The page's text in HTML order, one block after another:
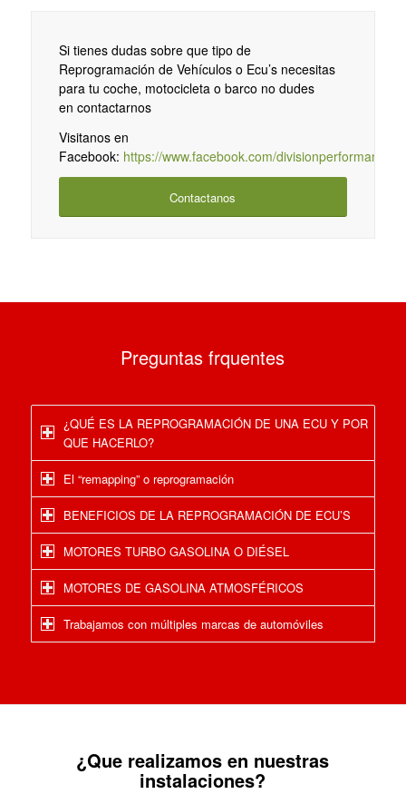
Si tienes dudas sobre que tipo de
Reprogramación de Vehículos o Ecu’s necesitas
para tu coche, motocicleta o barco no dudes
en contactarnos
Visitanos en
Facebook: https://www.facebook.com/
Contactanos
Preguntas frquentes
¿QUÉ ES LA REPROGRAMACIÓN DE UNA ECU Y POR
QUE HACERLO?
El “remapping” o reprogramación
BENEFICIOS DE LA REPROGRAMACIÓN DE ECU’S
MOTORES TURBO GASOLINA O DIÉSEL
MOTORES DE GASOLINA ATMOSFÉRICOS
Trabajamos con múltiples marcas de automóviles
¿Que realizamos en nuestras
instalaciones?